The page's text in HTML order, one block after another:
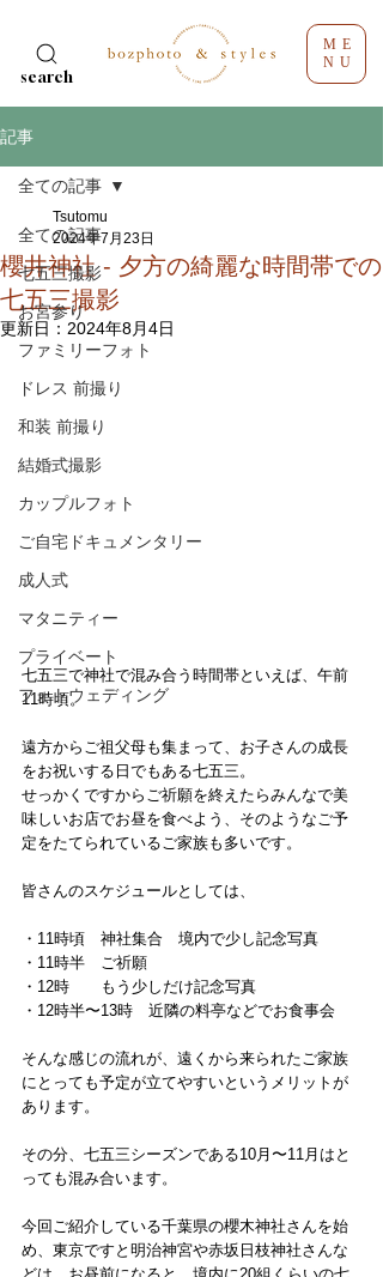
search
ME
NU
記事
全ての記事
七五三撮影
お宮参り
ファミリーフォト
ドレス 前撮り
和装 前撮り
結婚式撮影
カップルフォト
ご自宅ドキュメンタリー
成人式
マタニティー
プライベート
フォトウェディング
全ての記事
櫻井神社 - 夕方の綺麗な時間帯での
七五三撮影
Tsutomu
2024年7月23日
更新日： 2024年8月4日
七五三で神社で混み合う時間帯といえば、午前
11時頃。
遠方からご祖父母も集まって、お子さんの成長
をお祝いする日でもある七五三。
せっかくですからご祈願を終えたらみんなで美
味しいお店でお昼を食べよう、そのようなご予
定をたてられているご家族も多いです。
皆さんのスケジュールとしては、
・11時頃　神社集合　境内で少し記念写真
・11時半　ご祈願
・12時　　もう少しだけ記念写真
・12時半〜13時　近隣の料亭などでお食事会
そんな感じの流れが、遠くから来られたご家族
にとっても予定が立てやすいというメリットが
あります。
その分、七五三シーズンである10月〜11月はと
っても混み合います。
今回ご紹介している千葉県の櫻木神社さんを始
め、東京ですと明治神宮や赤坂日枝神社さんな